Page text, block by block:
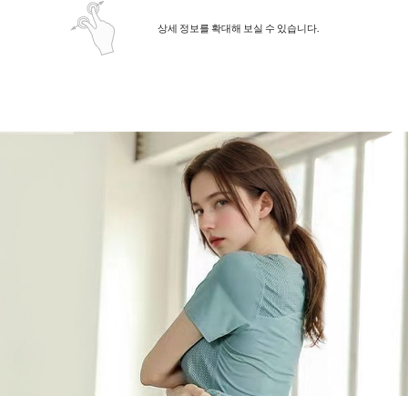
상세 정보를 확대해 보실 수 있습니다.